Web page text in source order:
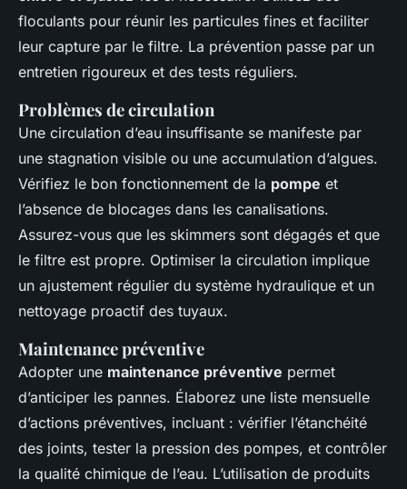
floculants pour réunir les particules fines et faciliter
leur capture par le filtre. La prévention passe par un
entretien rigoureux et des tests réguliers.
Problèmes de circulation
Une circulation d’eau insuffisante se manifeste par
une stagnation visible ou une accumulation d’algues.
Vérifiez le bon fonctionnement de la pompe et
l’absence de blocages dans les canalisations.
Assurez-vous que les skimmers sont dégagés et que
le filtre est propre. Optimiser la circulation implique
un ajustement régulier du système hydraulique et un
nettoyage proactif des tuyaux.
Maintenance préventive
Adopter une maintenance préventive permet
d’anticiper les pannes. Élaborez une liste mensuelle
d’actions préventives, incluant : vérifier l’étanchéité
des joints, tester la pression des pompes, et contrôler
la qualité chimique de l’eau. L’utilisation de produits